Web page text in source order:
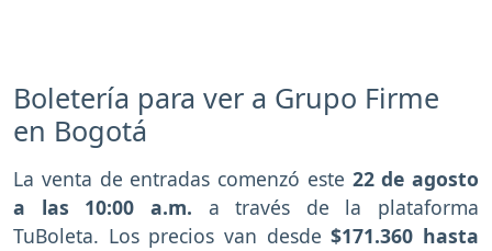
Boletería para ver a Grupo Firme
en Bogotá
La venta de entradas comenzó este 22 de agosto
a las 10:00 a.m. a través de la plataforma
TuBoleta. Los precios van desde$171.360 hasta